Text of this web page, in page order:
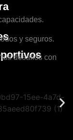
y seguros.
desafíos con